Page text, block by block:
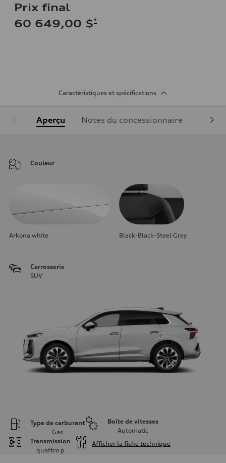
Prix final
60 649,00 $*
Caractéristiques et spécifications
Aperçu Notes du concessionnaire
Couleur
Arkona white Black-Black-Steel Grey
Carrosserie
SUV
Type de carburant
Gas
Boîte de vitesses
Automatic
Transmission
quattro p
Afficher la fiche technique